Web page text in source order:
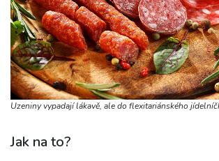
Uzeniny vypadají lákavě, ale do flexitariánského
Jak na to?